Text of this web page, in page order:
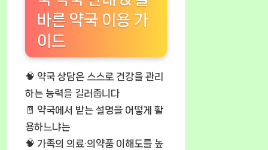
바른 약국 이용 가
이드
🧠 약국 상담은 스스로 건강을 관리
하는 능력을 길러줍니다
🧾 약국에서 받는 설명을 어떻게 활
용하느냐는
🧠 가족의 의료·의약품 이해도를 높